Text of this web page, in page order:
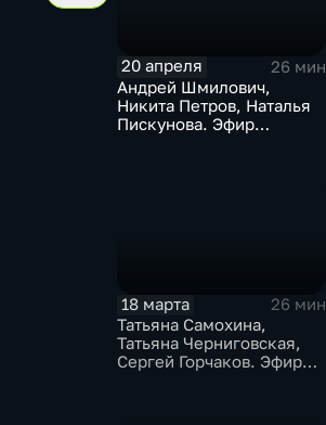
20 апреля
26 мин
Андрей Шмилович,
Никита Петров, Наталья
Пискунова. Эфир
18 марта
26 мин
Татьяна Самохина,
Татьяна Черниговская,
Сергей Горчаков. Эфир